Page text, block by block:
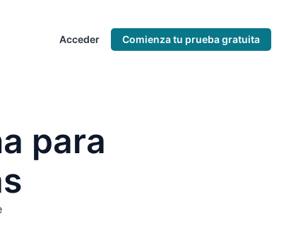
Acceder Comienza tu prueba gratuita
para